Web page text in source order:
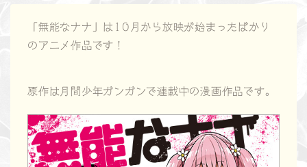
「無能なナナ」は10月から放映が始まったばかり
のアニメ作品です！
原作は月間少年ガンガンで連載中の漫画作品です。